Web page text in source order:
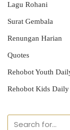
Lagu Rohani
Surat Gembala
Renungan Harian
Quotes
Rehobot Youth
Rehobot Kids